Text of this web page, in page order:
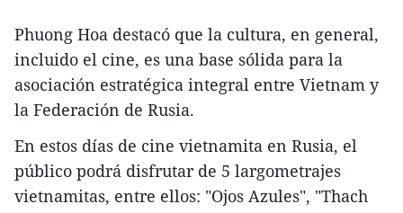
Phuong Hoa destacó que la cultura, en general,
incluido el cine, es una base sólida para la
asociación estratégica integral entre Vietnam y
la Federación de Rusia.
En estos días de cine vietnamita en Rusia, el
público podrá disfrutar de 5 largometrajes
vietnamitas, entre ellos: "Ojos Azules", "Thach